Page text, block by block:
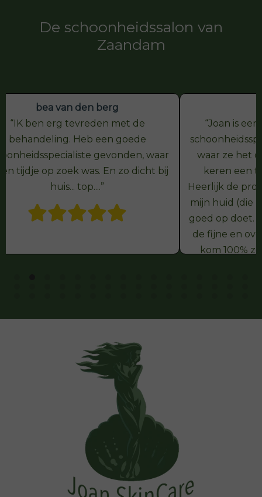
De schoonheidssalon van
Zaandam
bea van den berg
IK ben erg tevreden met de
behandeling. Heb een goede
gevonden, waar
tijdje op zoek was. En zo dicht bij
huis... top....
Joan is
waar ze het
keren een
Heerlijk de
mijn huid (die
goed op doet.
de fijne en
kom 100%